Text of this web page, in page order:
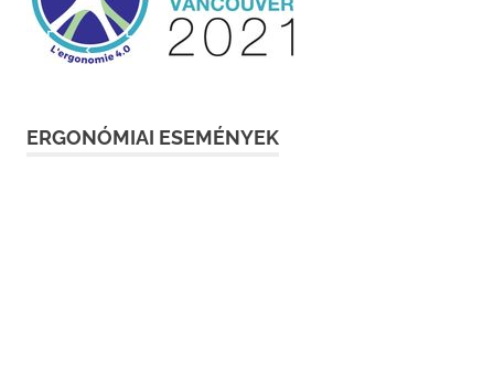
ERGONÓMIAI ESEMÉNYEK